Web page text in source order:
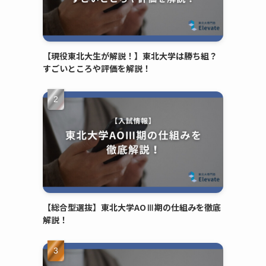
【現役東北大生が解説！】東北大学は勝ち組？
すごいところや評価を解説！
【総合型選抜】東北大学AOⅢ期の仕組みを徹底
解説！